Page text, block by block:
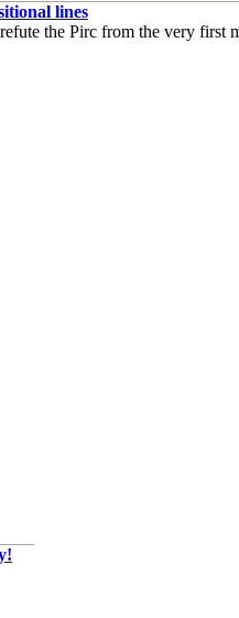
lines
the Pirc from the very first